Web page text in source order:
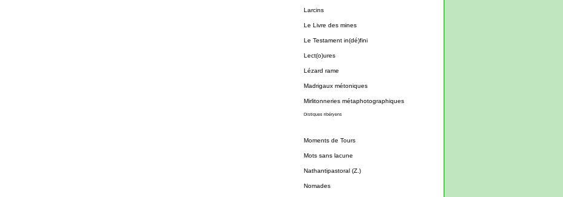
Larcins
Le Livre des mines
Le Testament in(dé)fini
Lect(o)ures
Lézard rame
Madrigaux métoniques
Mirlitonneries métaphotographiques
Distiques ribéryens
Moments de Tours
Mots sans lacune
Nathantipastoral (Z.)
Nomades